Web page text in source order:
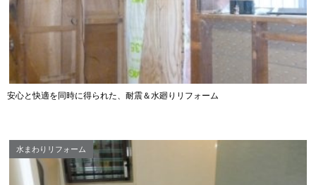
安心と快適を同時に得られた、耐震＆水廻りリフォーム
水まわりリフォーム